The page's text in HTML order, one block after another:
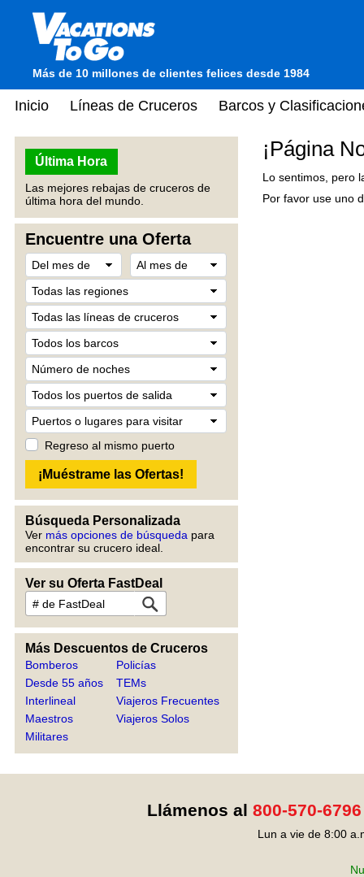
Más de 10 millones de clientes felices desde 1984
Inicio Líneas de Cruceros Barcos y
Última Hora
Las mejores rebajas de cruceros de
última hora del mundo.
Encuentre una Oferta
Regreso al mismo puerto
Búsqueda Personalizada
Ver más opciones de búsqueda para
encontrar su crucero ideal.
Ver su Oferta FastDeal
Más Descuentos de Cruceros
Bomberos
Desde 55 años
Interlineal
Maestros
Militares
Policías
TEMs
Viajeros Frecuentes
Viajeros Solos
¡Página
Lo sentimos, pero
Por favor use uno
Llámenos al 800-570-6796
Lun a vie de 8:00